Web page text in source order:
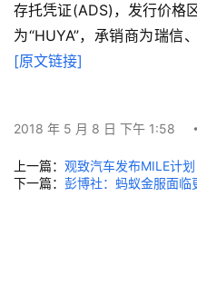
存托凭证(ADS)，发行价格
[原文链接]
2018 年 5 月 8 日 下午 1:58
上一篇： 观致汽车发布MILE计划
下一篇： 彭博社：蚂蚁金服面临